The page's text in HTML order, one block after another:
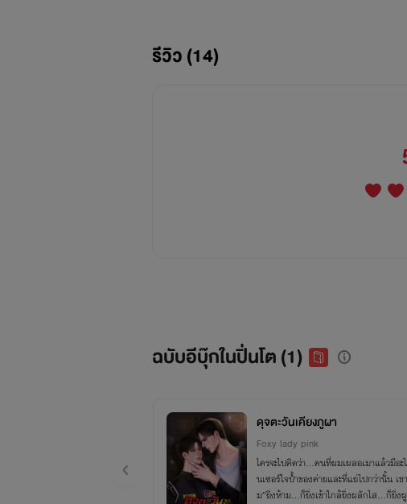
รีวิว (14)
ฉบับอีบุ๊กในปิ่นโต (1)
ดุจตะวันเคียงภูผา
Foxy lady pink
ใครจะไปคิดว่า…คนที่ผมเผลอเมาแล้วมีอะ
นเซอร์ใจป้ำของค่ายและที่แย่ไปกว่านั้น เ
ม”ยิ่งห้าม…ก็ยิ่งเข้าใกล้ยิ่งผลักไส…ก็ยิ่ง